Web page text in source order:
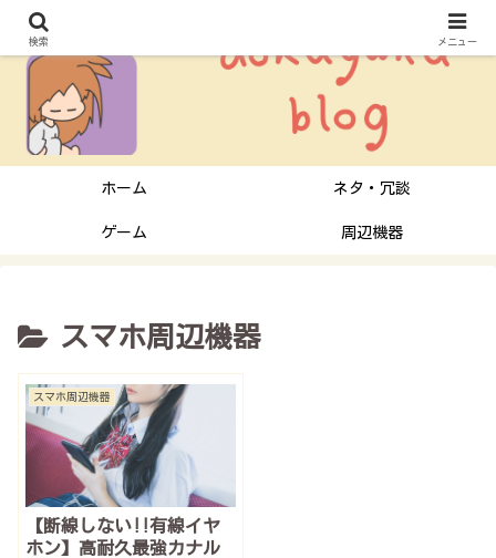
ホーム ネタ・冗談
ゲーム 周辺機器
スマホ周辺機器
スマホ周辺機器
【断線しない!!有線イヤ
ホン】高耐久最強カナル
検索 メニュー